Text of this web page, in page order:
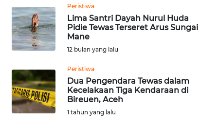
Peristiwa
Lima Santri Dayah Nurul Huda
Pidie Tewas Terseret Arus Sungai
Mane
12 bulan yang lalu
Peristiwa
Dua Pengendara Tewas dalam
Kecelakaan Tiga Kendaraan di
Bireuen, Aceh
1 tahun yang lalu
WN
JABAR
WN
WN
NTT